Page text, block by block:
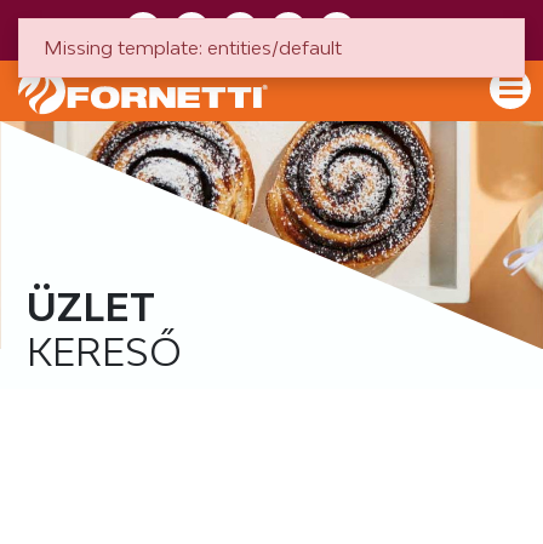
ÜZLET
KERESŐ
Missing template: entities/default